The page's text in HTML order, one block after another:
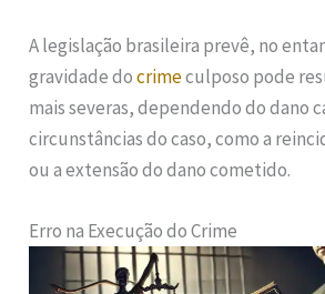
A legislação brasileira prevê, no
gravidade docrimeculposo pode
mais severas, dependendo do dano
circunstâncias do caso, como a
ou a extensão do dano cometido.
Erro na Execução do Crime